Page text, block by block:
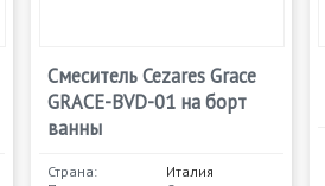
Смеситель Cezares Grace
GRACE-BVD-01 на борт
ванны
Страна:
Италия